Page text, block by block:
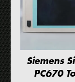
Siemens
PC670